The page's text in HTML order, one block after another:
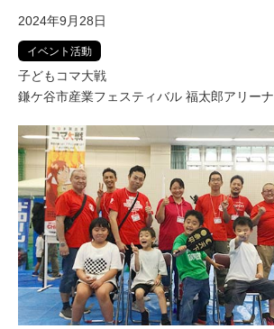
2024年9月28日
イベント活動
子どもコマ大戦
鎌ケ谷市産業フェスティバル 福太郎アリーナ